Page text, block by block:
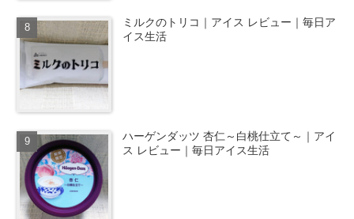
ミルクのトリコ｜アイス レビュー｜毎日ア
イス生活
ハーゲンダッツ 杏仁～白桃仕立て～｜アイ
ス レビュー｜毎日アイス生活